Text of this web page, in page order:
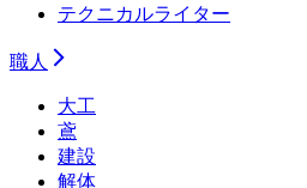
テクニカルライター
職人
大工
鳶
建設
解体